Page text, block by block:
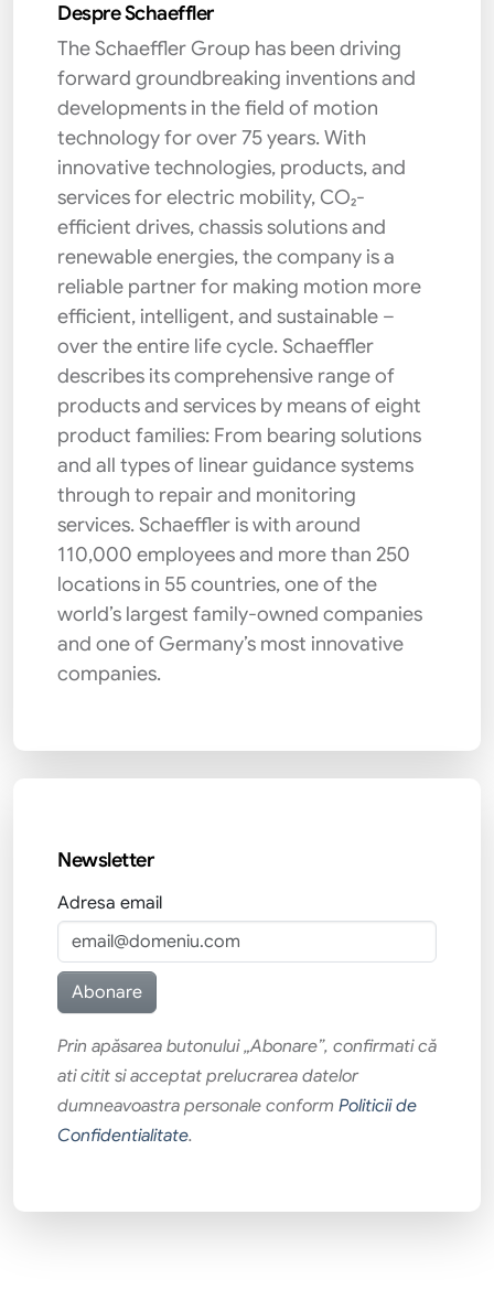
Despre Schaeffler
The Schaeffler Group has been driving
forward groundbreaking inventions and
developments in the field of motion
technology for over 75 years. With
innovative technologies, products, and
services for electric mobility, CO₂-
efficient drives, chassis solutions and
renewable energies, the company is a
reliable partner for making motion more
efficient, intelligent, and sustainable –
over the entire life cycle. Schaeffler
describes its comprehensive range of
products and services by means of eight
product families: From bearing solutions
and all types of linear guidance systems
through to repair and monitoring
services. Schaeffler is with around
110,000 employees and more than 250
locations in 55 countries, one of the
world’s largest family-owned companies
and one of Germany’s most innovative
companies.
Newsletter
Adresa email
Prin apăsarea butonului „Abonare”, confirmati că
ati citit si acceptat prelucrarea datelor
dumneavoastra personale conform Politicii de
Confidentialitate.